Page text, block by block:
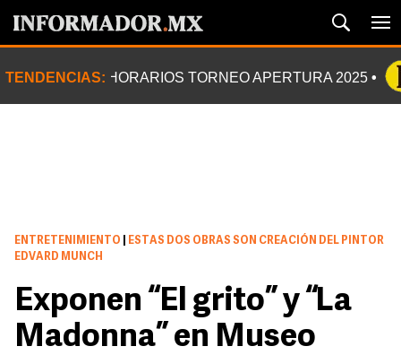
TENDENCIAS: HORARIOS TORNEO APERTURA 2025
ENTRETENIMIENTO
ESTAS DOS OBRAS SON CREACIÓN DEL PINTOR
EDVARD MUNCH
Exponen “El grito” y “La
Madonna” en Museo